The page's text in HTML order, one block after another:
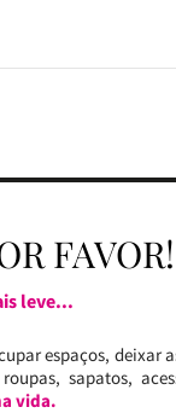
FAVOR!
leve...
espaços, deixar
sapatos,
vida.